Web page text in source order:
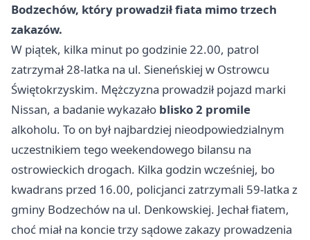
Bodzechów, który prowadził fiata mimo trzech
zakazów.
W piątek, kilka minut po godzinie 22.00, patrol
zatrzymał 28-latka na ul. Sieneńskiej w Ostrowcu
Świętokrzyskim. Mężczyzna prowadził pojazd marki
Nissan, a badanie wykazało blisko 2 promile
alkoholu. To on był najbardziej nieodpowiedzialnym
uczestnikiem tego weekendowego bilansu na
ostrowieckich drogach. Kilka godzin wcześniej, bo
kwadrans przed 16.00, policjanci zatrzymali 59-latka z
gminy Bodzechów na ul. Denkowskiej. Jechał fiatem,
choć miał na koncie trzy sądowe zakazy prowadzenia